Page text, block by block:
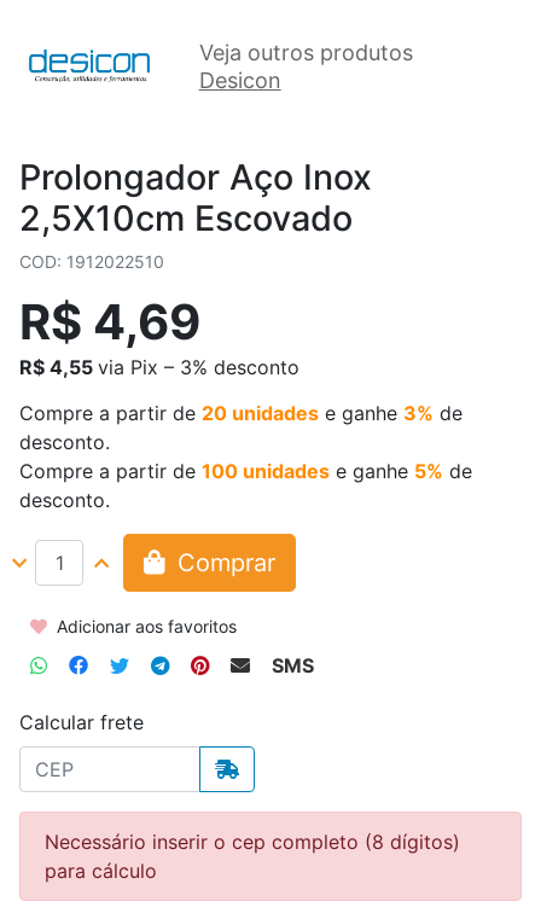
Veja outros produtos
Desicon
Prolongador Aço Inox
2,5X10cm Escovado
COD: 1912022510
R$ 4,69
R$ 4,55 via Pix – 3% desconto
Compre a partir de 20 unidades e ganhe 3% de
desconto.
Compre a partir de 100 unidades e ganhe 5% de
desconto.
Comprar
Adicionar aos favoritos
SMS
Calcular frete
Necessário inserir o cep completo (8 dígitos)
para cálculo